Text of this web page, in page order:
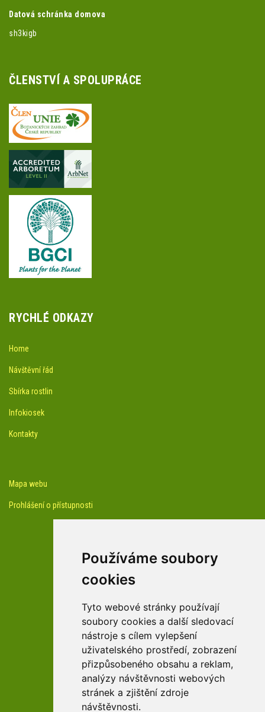
Používáme soubory
cookies
Tyto webové stránky používají
soubory cookies a další sledovací
nástroje s cílem vylepšení
uživatelského prostředí, zobrazení
přizpůsobeného obsahu a reklam,
analýzy návštěvnosti webových
stránek a zjištění zdroje
návštěvnosti.
Datová schránka domova
sh3kigb
ČLENSTVÍ A SPOLUPRÁCE
RYCHLÉ ODKAZY
Home
Návštěvní řád
Sbírka rostlin
Infokiosek
Kontakty
Mapa webu
Prohlášení o přístupnosti
Youtube kanál arboreta